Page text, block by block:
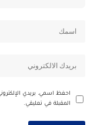
احفظ اسمي، بريدي
المقبلة في تعليقي.